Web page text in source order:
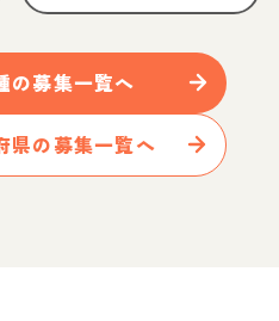
の募集一覧へ
県の募集一覧へ